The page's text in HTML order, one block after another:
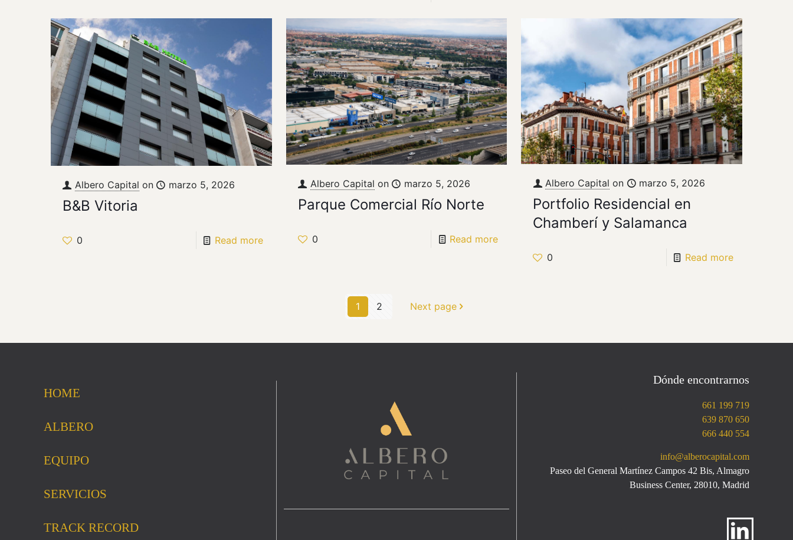
Albero Capital on marzo 5, 2026
B&B Vitoria
0 Read more
Albero Capital on marzo 5, 2026
Parque Comercial Río Norte
0 Read more
Albero Capital on marzo 5, 2026
Portfolio Residencial en
Chamberí y Salamanca
0 Read more
1 2 Next page
HOME
ALBERO
EQUIPO
SERVICIOS
TRACK RECORD
Dónde encontrarnos
661 199 719
639 870 650
666 440 554
info@alberocapital.com
Paseo del General Martínez Campos 42 Bis, Almagro
Business Center, 28010, Madrid